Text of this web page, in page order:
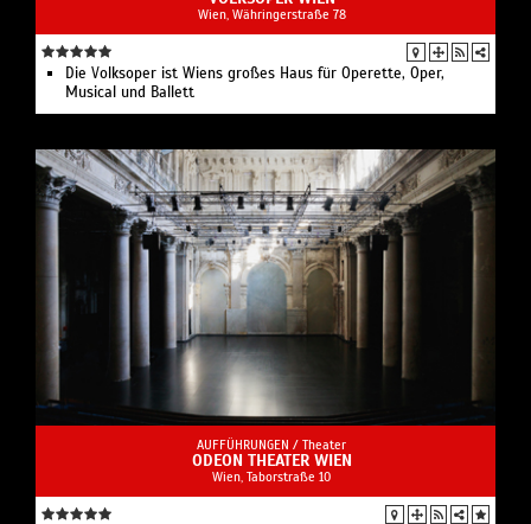
Wien, Währingerstraße 78
Die Volksoper ist Wiens großes Haus für Operette, Oper,
Musical und Ballett
AUFFÜHRUNGEN / Theater
ODEON THEATER WIEN
Wien, Taborstraße 10